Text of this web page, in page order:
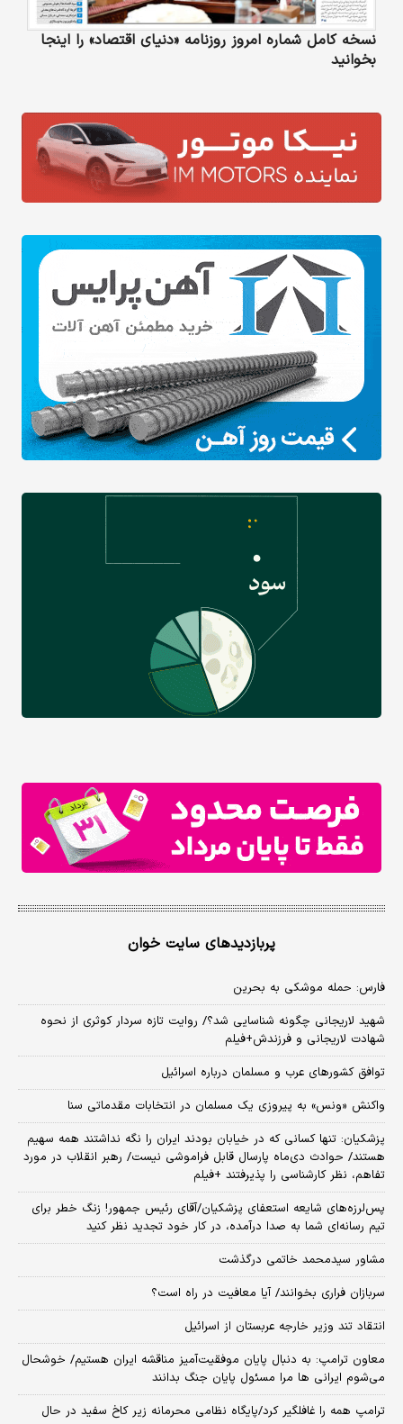
نسخه کامل شماره امروز روزنامه «دنیای‌ اقتصاد» را اینجا
بخوانید
پربازدیدهای سایت خوان
فارس: حمله موشکی به بحرین
شهید لاریجانی چگونه شناسایی شد؟/ روایت تازه سردار کوثری از نحوه
شهادت لاریجانی و فرزندش+فیلم
توافق کشورهای عرب و مسلمان درباره اسرائیل
واکنش «ونس» به پیروزی یک مسلمان در انتخابات مقدماتی سنا
پزشکیان: تنها کسانی که در خیابان بودند ایران را نگه نداشتند همه سهیم
هستند/ حوادث دی‌ماه پارسال قابل فراموشی نیست/ رهبر انقلاب در مورد
تفاهم، نظر کارشناسی را پذیرفتند +فیلم
پس‌لرزه‌های شایعه استعفای پزشکیان/آقای رئیس جمهور! زنگ خطر برای
تیم رسانه‌ای شما به صدا درآمده، در کار خود تجدید نظر کنید
مشاور سیدمحمد خاتمی درگذشت
سربازان فراری بخوانند/ آیا معافیت در راه است؟
انتقاد تند وزیر خارجه عربستان از اسرائیل
معاون ترامپ: به دنبال پایان موفقیت‌آمیز مناقشه ایران هستیم/ خوشحال
می‌شوم ایرانی ها مرا مسئول پایان جنگ بدانند
ترامپ همه را غافلگیر کرد/پایگاه نظامی محرمانه زیر کاخ سفید در حال